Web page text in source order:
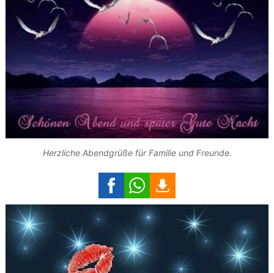
Herzliche Abendgrüße für Familie und Freunde.